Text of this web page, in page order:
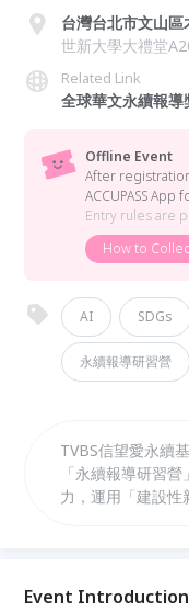
台灣台北市文山
世新大學大禮堂
Related Link
全球華文永續報導
Offline Event
After
ACCUPASS App
Entry rules are
How to
AI SDGs
永續報導研習營
TVBS信望愛永續
「永續報導研習
力，運用「建設
的智能攝製基地。
Event Introduction